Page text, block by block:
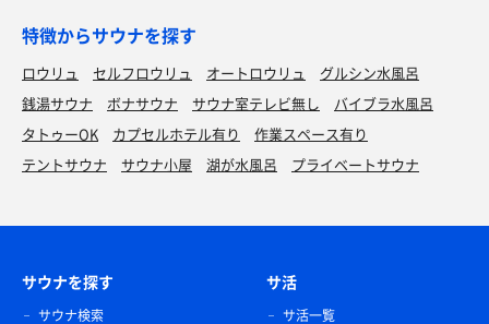
特徴からサウナを探す
ロウリュ セルフロウリュ オートロウリュ
グルシン水風呂
銭湯サウナ
ボナサウナ サウナ室テレビ無し
バイブラ水風呂
タトゥーOK
カプセルホテル有り
作業スペース有り
テントサウナ
サウナ小屋 湖が水風呂 プライベートサウナ
サウナを探す
サウナ検索
サ活
サ活一覧